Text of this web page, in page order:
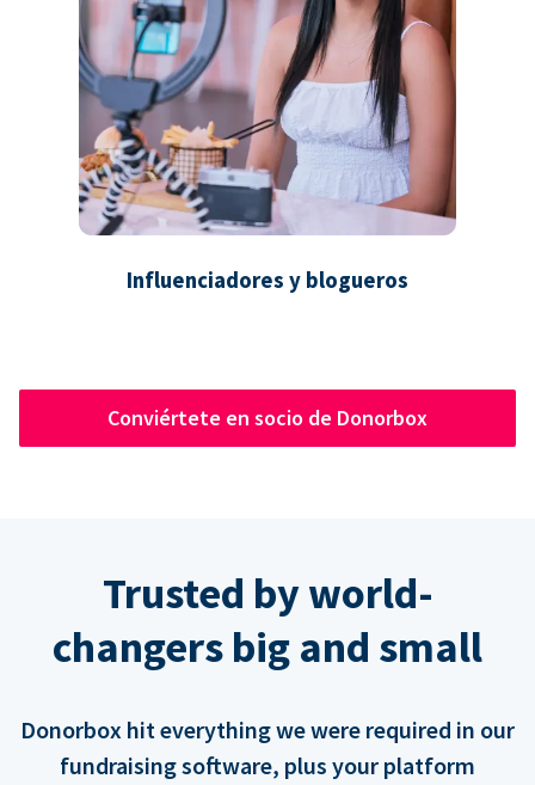
Influenciadores y blogueros
Conviértete en socio de Donorbox
Trusted by world-
changers big and small
Donorbox hit everything we were required in our
fundraising software, plus your platform